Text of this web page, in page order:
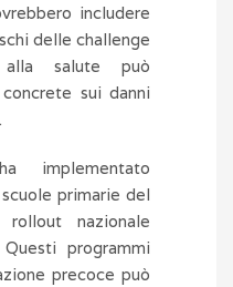
includere
delle challenge
alla salute può
sui danni
implementato
primarie del
nazionale
programmi
precoce può